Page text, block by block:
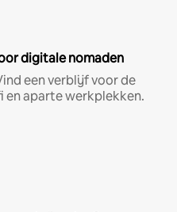
digitale nomaden
een verblijf voor de
en aparte werkplekken.